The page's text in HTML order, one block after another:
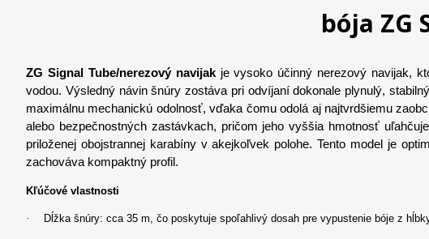
bója ZG
ZG Signal Tube/nerezový navijakje vysoko účinný nerezový navijak,
vodou. Výsledný návin šnúry zostáva pri odvíjaní dokonale plynulý,
maximálnu mechanickú odolnosť, vďaka čomu odolá aj najtvrdšiemu
alebo bezpečnostných zastávkach, pričom jeho vyššia hmotnosť
priloženej obojstrannej karabíny v akejkoľvek polohe. Tento model je
zachováva kompaktný profil.
Kľúčové vlastnosti
· Dĺžka šnúry: cca 35 m, čo poskytuje spoľahlivý dosah pre vypustenie bóje z